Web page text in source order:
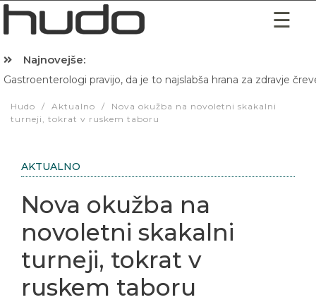
Najnovejše:
Gastroenterologi pravijo, da je to najslabša hrana za zdravje
Hudo / Aktualno /
Nova okužba na novoletni skakalni
turneji, tokrat v ruskem taboru
AKTUALNO
Nova okužba na
novoletni skakalni
turneji, tokrat v
ruskem taboru